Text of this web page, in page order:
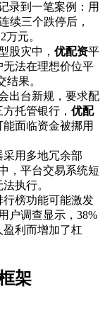
录到一笔案例：用
续三个跌停后，
元。
股灾中， 优配资平
法在理想价位平
果。
出台新规，要求配
托管银行， 优配
面临资金被挪用
采用多地冗余部
，平台交易系统短
执行。
榜功能可能激发
户调查显示，38%
盈利而增加了杠
架